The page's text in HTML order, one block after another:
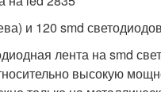
и 120 smd
лента на smd
высокую